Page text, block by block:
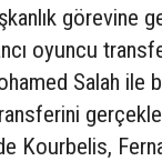
görevine
oyuncu
Salah ile
Kourbelis,